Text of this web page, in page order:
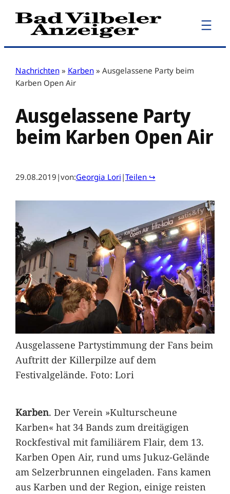
Zum
Inhalt
Nachrichten » Karben » Ausgelassene Party beim
Karben Open Air
Ausgelassene Party
beim Karben Open Air
29.08.2019 |von:Georgia Lori |Teilen ↪
Ausgelassene Partystimmung der Fans beim
Auftritt der Killerpilze auf dem
Festivalgelände. Foto: Lori
Karben. Der Verein »Kulturscheune
Karben« hat 34 Bands zum dreitägigen
Rockfestival mit familiärem Flair, dem 13.
Karben Open Air, rund ums Jukuz-Gelände
am Selzerbrunnen eingeladen. Fans kamen
aus Karben und der Region, einige reisten